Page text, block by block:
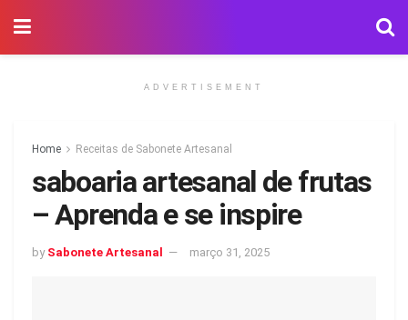
ADVERTISEMENT
Home Receitas de Sabonete Artesanal
saboaria artesanal de frutas
– Aprenda e se inspire
by Sabonete Artesanal março 31, 2025